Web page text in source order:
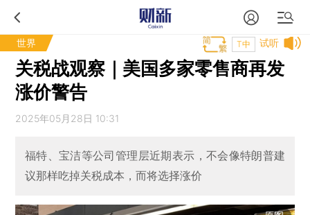
世界 试听
T中
关税战观察｜美国多家零售商再发
涨价警告
2025年05月28日 10:31
福特、宝洁等公司管理层近期表示，不会像特朗普建
议那样吃掉关税成本，而将选择涨价